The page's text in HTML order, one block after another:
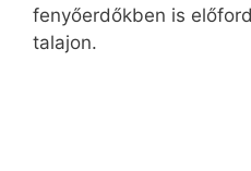
fenyőerdőkben is
talajon.